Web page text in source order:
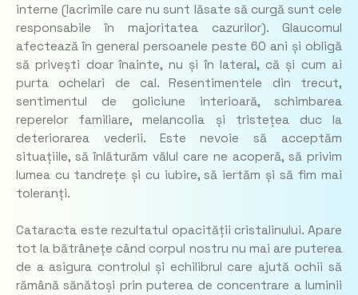
interne (lacrimile care nu sunt lăsate să curgă sunt cele
responsabile în majoritatea cazurilor). Glaucomul
afectează în general persoanele peste 60 ani și obligă
să privești doar înainte, nu și în lateral, că și cum ai
purta ochelari de cal. Resentimentele din trecut,
sentimentul de goliciune interioară, schimbarea
reperelor familiare, melancolia și tristețea duc la
deteriorarea vederii. Este nevoie să acceptăm
situațiile, să înlăturăm vălul care ne acoperă, să privim
lumea cu tandrețe și cu iubire, să iertăm și să fim mai
toleranți.
Cataracta este rezultatul opacității cristalinului. Apare
tot la bătrânețe când corpul nostru nu mai are puterea
de a asigura controlul și echilibrul care ajută ochii să
rămână sănătoși prin puterea de concentrare a luminii